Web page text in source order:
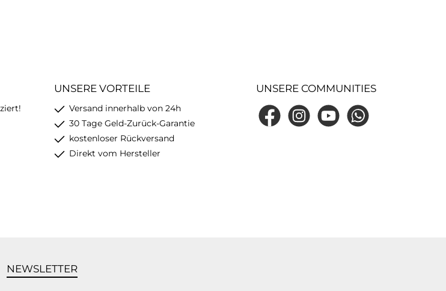
UNSERE VORTEILE
Versand innerhalb von 24h
30 Tage Geld-Zurück-Garantie
kostenloser Rückversand
Direkt vom Hersteller
UNSERE COMMUNITIES
FacebookInstagramYouTubeWhatsApp
NEWSLETTER